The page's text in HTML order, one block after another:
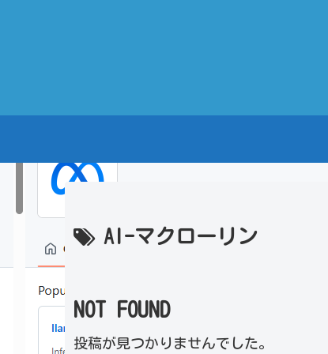
AI-マクローリン
NOT FOUND
投稿が見つかりませんでした。